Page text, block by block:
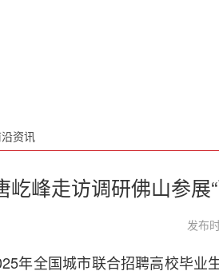
资讯
屹峰走访调研佛山参展
发布
年全国城市联合招聘高校毕业